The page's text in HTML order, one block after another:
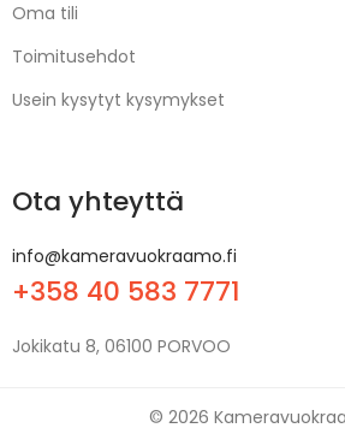
Oma tili
Toimitusehdot
Usein kysytyt kysymykset
Ota yhteyttä
info@kameravuokraamo.fi
+358 40 583 7771
Jokikatu 8, 06100 PORVOO
© 2026